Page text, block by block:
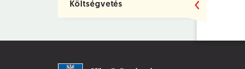
Költségvetés